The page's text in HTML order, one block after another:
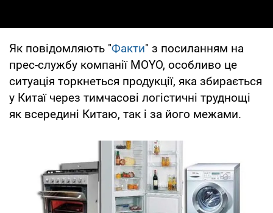
Як повідомляють "Факти" з посиланням на
прес-службу компанії MOYO, особливо це
ситуація торкнеться продукції, яка збирається
у Китаї через тимчасові логістичні труднощі
як всередині Китаю, так і за його межами.